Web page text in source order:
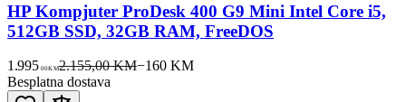
HP Kompjuter ProDesk 400 G9 Mini Intel Core i5,
512GB SSD, 32GB RAM, FreeDOS
1.995 00KM2.155,00 KM−160KM
Besplatna dostava